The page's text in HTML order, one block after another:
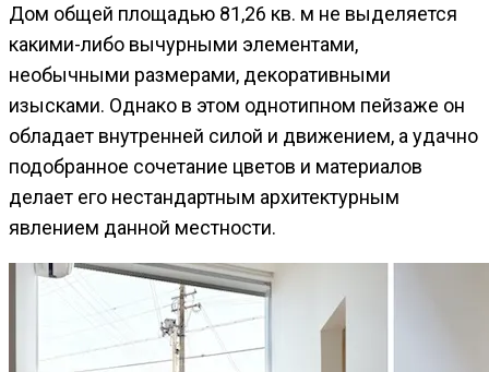
Дом общей площадью 81,26 кв. м не выделяется
какими-либо вычурными элементами,
необычными размерами, декоративными
изысками. Однако в этом однотипном пейзаже он
обладает внутренней силой и движением, а удачно
подобранное сочетание цветов и материалов
делает его нестандартным архитектурным
явлением данной местности.